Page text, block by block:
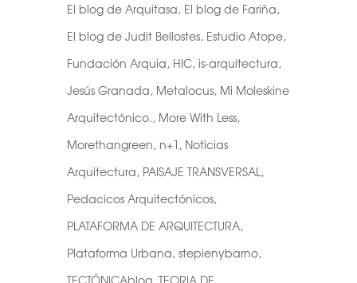
El blog de Arquitasa, El blog de Fariña,
El blog de Judit Bellostes, Estudio Atope,
Fundación Arquia, HIC, is-arquitectura,
Jesús Granada, Metalocus, Mi Moleskine
Arquitectónico., More With Less,
Morethangreen, n+1 , Noticias
Arquitectura, PAISAJE TRANSVERSAL,
Pedacicos Arquitectónicos,
PLATAFORMA DE ARQUITECTURA,
Plataforma Urbana, stepienybarno,